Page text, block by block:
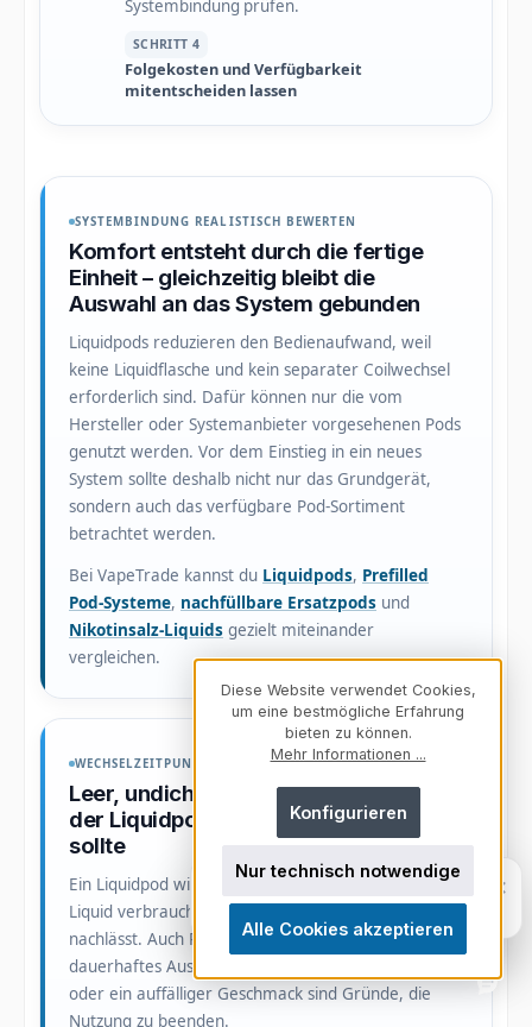
Systembindung prüfen.
SCHRITT 4
Folgekosten und Verfügbarkeit
mitentscheiden lassen
SYSTEMBINDUNG REALISTISCH BEWERTEN
Komfort entsteht durch die fertige
Einheit – gleichzeitig bleibt die
Auswahl an das System gebunden
Liquidpods reduzieren den Bedienaufwand, weil
keine Liquidflasche und kein separater Coilwechsel
erforderlich sind. Dafür können nur die vom
Hersteller oder Systemanbieter vorgesehenen Pods
genutzt werden. Vor dem Einstieg in ein neues
System sollte deshalb nicht nur das Grundgerät,
sondern auch das verfügbare Pod-Sortiment
betrachtet werden.
Bei VapeTrade kannst du Liquidpods, Prefilled
Pod-Systeme, nachfüllbare Ersatzpods und
Nikotinsalz-Liquids gezielt miteinander
vergleichen.
WECHSELZEITPUNKT UND AUFFÄLLIGKEITEN
Leer, undicht oder beschädigt: Wann
der Liquidpod ausgetauscht werden
sollte
Ein Liquidpod wird üblicherweise ersetzt, wenn das
Liquid verbraucht ist oder der Coil deutlich
nachlässt. Auch Risse, verzogene Gehäuseteile,
dauerhaftes Auslaufen, ungewöhnliche Erwärmung
oder ein auffälliger Geschmack sind Gründe, die
Nutzung zu beenden.
Fragen zu unserem Sortiment? Ich
×
Diese Website verwendet Cookies,
um eine bestmögliche Erfahrung
bieten zu können.
Mehr Informationen ...
Nur technisch notwendige
Konfigurieren
Alle Cookies akzeptieren